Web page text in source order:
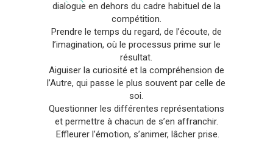
dialogue en dehors du cadre habituel de la
compétition.
Prendre le temps du regard, de l’écoute, de
l’imagination, où le processus prime sur le
résultat.
Aiguiser la curiosité et la compréhension de
l’Autre, qui passe le plus souvent par celle de
soi.
Questionner les différentes représentations
et permettre à chacun de s’en affranchir.
Effleurer l’émotion, s’animer, lâcher prise.